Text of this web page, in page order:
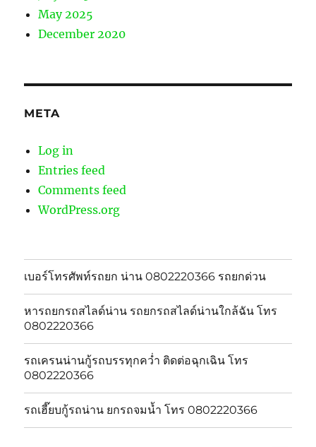
May 2025
December 2020
META
Log in
Entries feed
Comments feed
WordPress.org
เบอร์โทรศัพท์รถยก น่าน 0802220366 รถยกด่วน
หารถยกรถสไลด์น่าน รถยกรถสไลด์น่านใกล้ฉัน โทร
0802220366
รถเครนน่านกู้รถบรรทุกคว่ำ ติดต่อฉุกเฉิน โทร
0802220366
รถเฮี๊ยบกู้รถน่าน ยกรถจมน้ำ โทร 0802220366